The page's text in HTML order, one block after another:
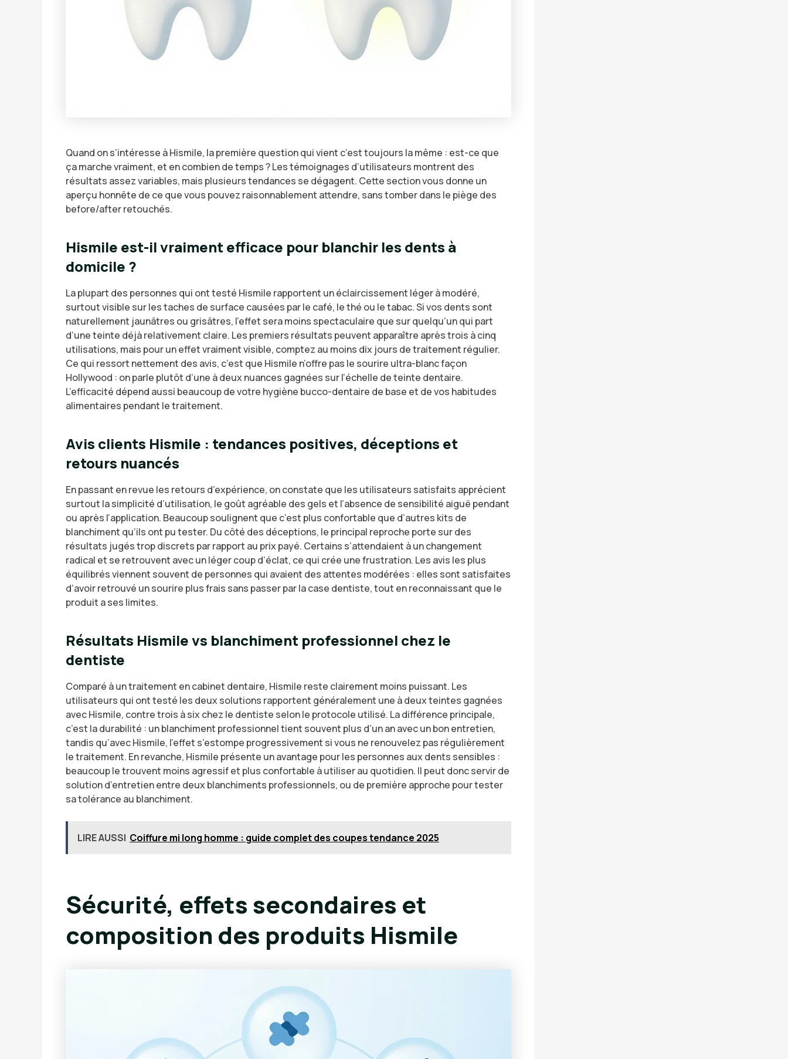
Quand on s’intéresse à Hismile, la première question qui vient c’est toujours la même : est-ce que
ça marche vraiment, et en combien de temps ? Les témoignages d’utilisateurs montrent des
résultats assez variables, mais plusieurs tendances se dégagent. Cette section vous donne un
aperçu honnête de ce que vous pouvez raisonnablement attendre, sans tomber dans le piège des
before/after retouchés.
Hismile est-il vraiment efficace pour blanchir les dents à
domicile ?
La plupart des personnes qui ont testé Hismile rapportent un éclaircissement léger à modéré,
surtout visible sur les taches de surface causées par le café, le thé ou le tabac. Si vos dents sont
naturellement jaunâtres ou grisâtres, l’effet sera moins spectaculaire que sur quelqu’un qui part
d’une teinte déjà relativement claire. Les premiers résultats peuvent apparaître après trois à cinq
utilisations, mais pour un effet vraiment visible, comptez au moins dix jours de traitement régulier.
Ce qui ressort nettement des avis, c’est que Hismile n’offre pas le sourire ultra-blanc façon
Hollywood : on parle plutôt d’une à deux nuances gagnées sur l’échelle de teinte dentaire.
L’efficacité dépend aussi beaucoup de votre hygiène bucco-dentaire de base et de vos habitudes
alimentaires pendant le traitement.
Avis clients Hismile : tendances positives, déceptions et
retours nuancés
En passant en revue les retours d’expérience, on constate que les utilisateurs satisfaits apprécient
surtout la simplicité d’utilisation, le goût agréable des gels et l’absence de sensibilité aiguë pendant
ou après l’application. Beaucoup soulignent que c’est plus confortable que d’autres kits de
blanchiment qu’ils ont pu tester. Du côté des déceptions, le principal reproche porte sur des
résultats jugés trop discrets par rapport au prix payé. Certains s’attendaient à un changement
radical et se retrouvent avec un léger coup d’éclat, ce qui crée une frustration. Les avis les plus
équilibrés viennent souvent de personnes qui avaient des attentes modérées : elles sont satisfaites
d’avoir retrouvé un sourire plus frais sans passer par la case dentiste, tout en reconnaissant que le
produit a ses limites.
Résultats Hismile vs blanchiment professionnel chez le
dentiste
Comparé à un traitement en cabinet dentaire, Hismile reste clairement moins puissant. Les
utilisateurs qui ont testé les deux solutions rapportent généralement une à deux teintes gagnées
avec Hismile, contre trois à six chez le dentiste selon le protocole utilisé. La différence principale,
c’est la durabilité : un blanchiment professionnel tient souvent plus d’un an avec un bon entretien,
tandis qu’avec Hismile, l’effet s’estompe progressivement si vous ne renouvelez pas régulièrement
le traitement. En revanche, Hismile présente un avantage pour les personnes aux dents sensibles :
beaucoup le trouvent moins agressif et plus confortable à utiliser au quotidien. Il peut donc servir de
solution d’entretien entre deux blanchiments professionnels, ou de première approche pour tester
sa tolérance au blanchiment.
LIRE AUSSI Coiffure mi long homme : guide complet des coupes tendance 2025
Sécurité, effets secondaires et
composition des produits Hismile